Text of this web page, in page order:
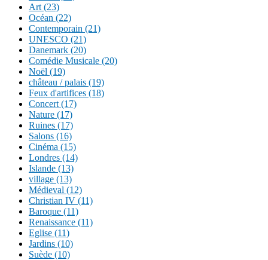
Art (23)
Océan (22)
Contemporain (21)
UNESCO (21)
Danemark (20)
Comédie Musicale (20)
Noël (19)
château / palais (19)
Feux d'artifices (18)
Concert (17)
Nature (17)
Ruines (17)
Salons (16)
Cinéma (15)
Londres (14)
Islande (13)
village (13)
Médieval (12)
Christian IV (11)
Baroque (11)
Renaissance (11)
Eglise (11)
Jardins (10)
Suède (10)